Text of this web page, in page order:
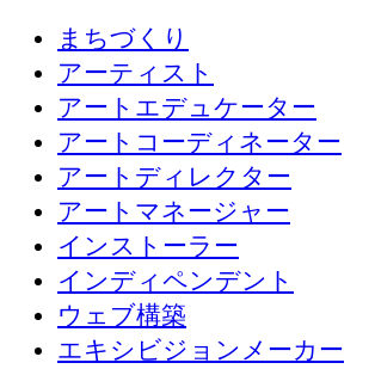
まちづくり
アーティスト
アートエデュケーター
アートコーディネーター
アートディレクター
アートマネージャー
インストーラー
インディペンデント
ウェブ構築
エキシビジョンメーカー